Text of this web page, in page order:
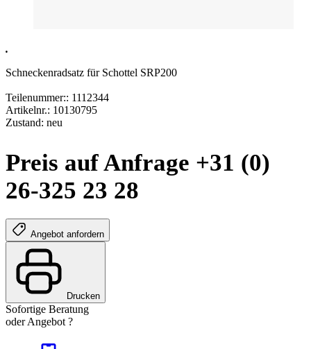
.
Schneckenradsatz für Schottel SRP200
Teilenummer:: 1112344
Artikelnr.: 10130795
Zustand: neu
Preis auf Anfrage +31 (0)
26-325 23 28
Angebot anfordern
Drucken
Sofortige Beratung
oder Angebot ?